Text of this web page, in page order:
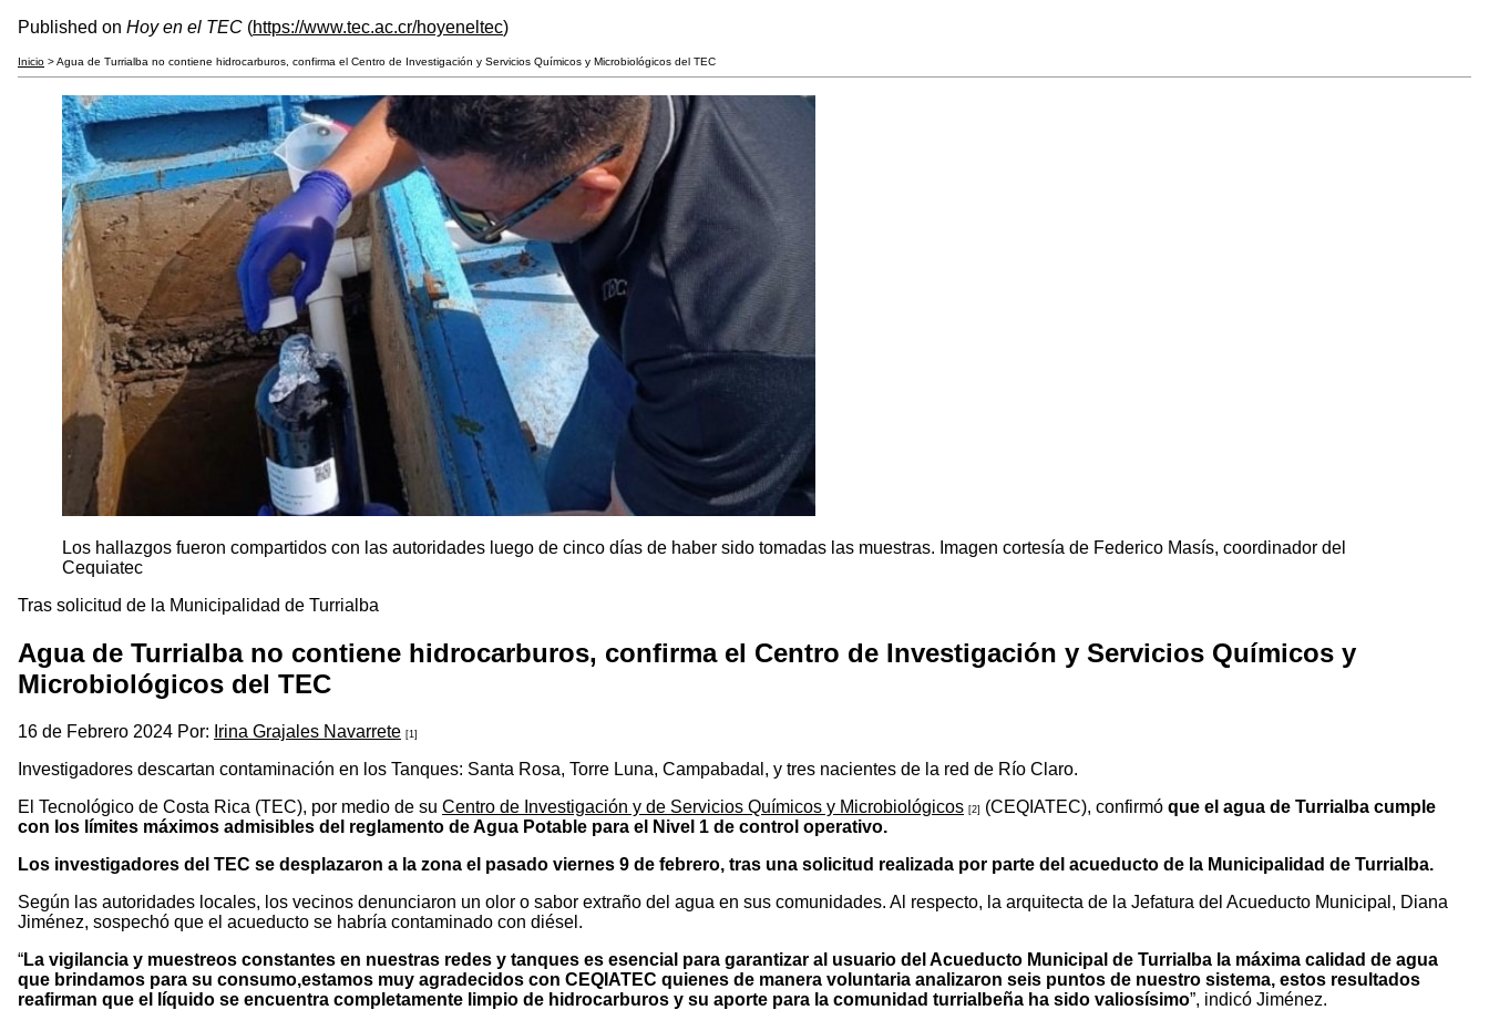
Published on Hoy en el TEC (https://www.tec.ac.cr/hoyeneltec)
Inicio > Agua de Turrialba no contiene hidrocarburos, confirma el Centro de Investigación y Servicios Químicos y Microbiológicos del TEC
Los hallazgos fueron compartidos con las autoridades luego de cinco días de haber sido tomadas las muestras. Imagen cortesía de Federico Masís, coordinador del
Cequiatec
Tras solicitud de la Municipalidad de Turrialba
Agua de Turrialba no contiene hidrocarburos, confirma el Centro de Investigación y Servicios Químicos y
Microbiológicos del TEC
16 de Febrero 2024 Por: Irina Grajales Navarrete [1]
Investigadores descartan contaminación en los Tanques: Santa Rosa, Torre Luna, Campabadal, y tres nacientes de la red de Río Claro.
El Tecnológico de Costa Rica (TEC), por medio de su Centro de Investigación y de Servicios Químicos y Microbiológicos [2] (CEQIATEC), confirmó que el agua de Turrialba cumple
con los límites máximos admisibles del reglamento de Agua Potable para el Nivel 1 de control operativo.
Los investigadores del TEC se desplazaron a la zona el pasado viernes 9 de febrero, tras una solicitud realizada por parte del acueducto de la Municipalidad de Turrialba.
Según las autoridades locales, los vecinos denunciaron un olor o sabor extraño del agua en sus comunidades. Al respecto, la arquitecta de la Jefatura del Acueducto Municipal, Diana
Jiménez, sospechó que el acueducto se habría contaminado con diésel.
“La vigilancia y muestreos constantes en nuestras redes y tanques es esencial para garantizar al usuario del Acueducto Municipal de Turrialba la máxima calidad de agua
que brindamos para su consumo,estamos muy agradecidos con CEQIATEC quienes de manera voluntaria analizaron seis puntos de nuestro sistema, estos resultados
reafirman que el líquido se encuentra completamente limpio de hidrocarburos y su aporte para la comunidad turrialbeña ha sido valiosísimo”, indicó Jiménez.